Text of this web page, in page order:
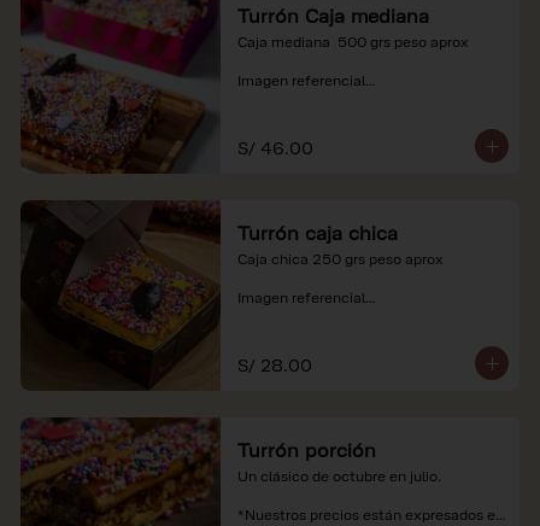
Turrón Caja mediana
Caja mediana  500 grs peso aprox
Imagen referencial
soles e incluyen impuestos de ley y
recargo al consumo.
S/ 46.00
Turrón caja chica
Caja chica 250 grs peso aprox
Imagen referencial
soles e incluyen impuestos de ley y
recargo al consumo.
S/ 28.00
Turrón porción
Un clásico de octubre en julio.
*Nuestros precios están expresados en